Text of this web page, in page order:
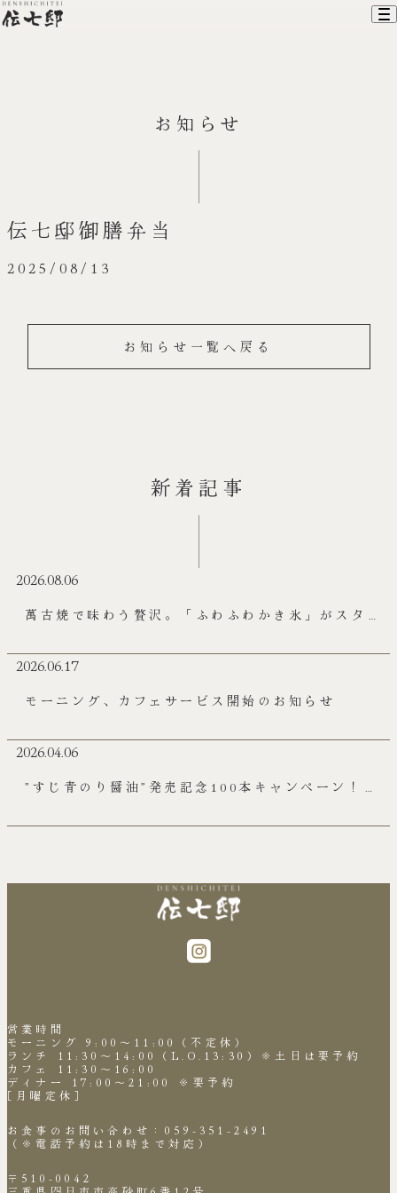
伝七邸について
アクセス
お知らせ
お問い合わせ
お知らせ
伝七邸御膳弁当
2025/08/13
お知らせ一覧へ戻る
新着記事
2026.08.06
萬古焼で味わう贅沢。「ふわふわかき氷」がスター
2026.06.17
モーニング、カフェサービス開始のお知らせ
2026.04.06
”すじ青のり醤油”発売記念100本キャンペーン！実
営業時間
モーニング 9:00～11:00（不定休）
ランチ 11:30～14:00（L.O.13:30）※土日は要予約
カフェ 11:30～16:00
ディナー 17:00～21:00 ※要予約
［月曜定休］
お食事のお問い合わせ：059-351-2491
（※電話予約は18時まで対応）
〒510-0042